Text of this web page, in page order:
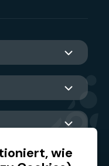
wie